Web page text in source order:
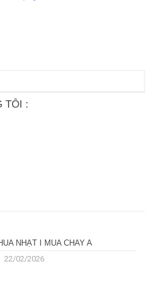
TÔI :
NHẬT I MÙA CHAY A
22/02/2026